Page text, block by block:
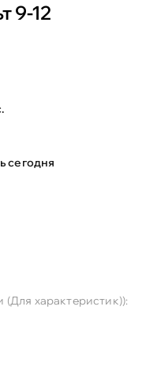
9-12
сегодня
характеристик)):